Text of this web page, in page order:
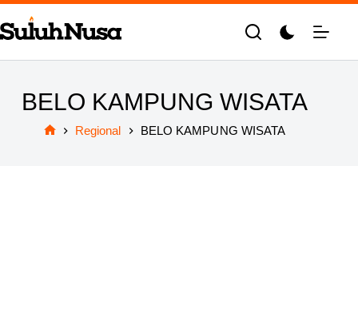
Skip
to
content
BELO KAMPUNG WISATA
Regional BELO KAMPUNG WISATA